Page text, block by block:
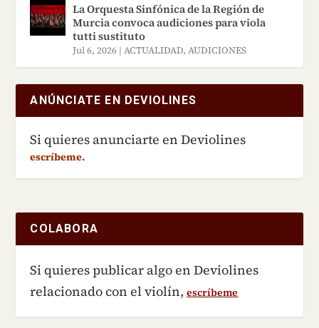
La Orquesta Sinfónica de la Región de
Murcia convoca audiciones para viola
tutti sustituto
Jul 6, 2026 |ACTUALIDAD,AUDICIONES
ANÚNCIATE EN DEVIOLINES
Si quieres anunciarte en Deviolines
escríbeme.
COLABORA
Si quieres publicar algo en Deviolines
relacionado con el violín,escríbeme